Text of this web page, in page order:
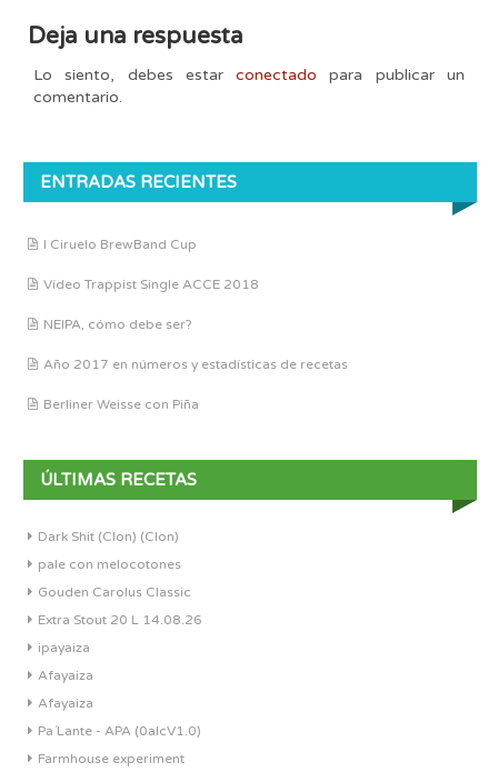
Deja una respuesta
Lo siento, debes estarconectado para publicar un
comentario.
ENTRADAS RECIENTES
I Ciruelo BrewBand Cup
Vídeo Trappist Single ACCE 2018
NEIPA, cómo debe ser?
Año 2017 en números y estadísticas de recetas
Berliner Weisse con Piña
ÚLTIMAS RECETAS
Dark Shit (Clon) (Clon)
pale con melocotones
Gouden Carolus Classic
Extra Stout 20 L 14.08.26
ipayaiza
Afayaiza
Afayaiza
Pa´Lante - APA (0alcV1.0)
Farmhouse experiment